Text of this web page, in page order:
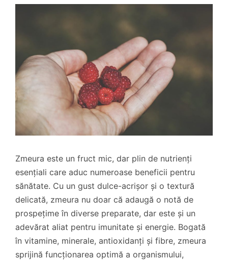
Zmeura este un fruct mic, dar plin de nutrienți
esențiali care aduc numeroase beneficii pentru
sănătate. Cu un gust dulce-acrișor și o textură
delicată, zmeura nu doar că adaugă o notă de
prospețime în diverse preparate, dar este și un
adevărat aliat pentru imunitate și energie. Bogată
în vitamine, minerale, antioxidanți și fibre, zmeura
sprijină funcționarea optimă a organismului,